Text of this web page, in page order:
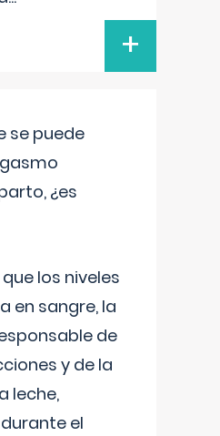
+
se puede
¿es
los niveles
en sangre, la
de
y de la
leche,
el